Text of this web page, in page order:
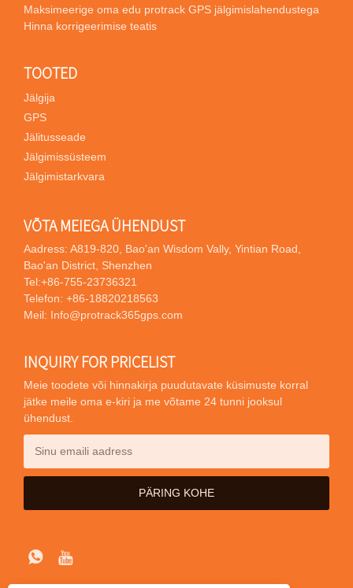
Maksimeerige oma edu protrack GPS jälgimislahendustega
Hinna korrigeerimise teatis
TOOTED
Jälgija
GPS
Jälitusseade
Jälgimissüsteem
Jälgimistarkvara
VÕTA MEIEGA ÜHENDUST
Aadress: A819-820, Bao'an Wisdom Vally, Yintian Road,
Bao'an District, Shenzhen
Tel:+86-755-23736321
Telefon: +86-18820218563
Meil: Info@protrack365gps.com
INQUIRY FOR PRICELIST
Meie toodete või hinnakirja puudutavate küsimuste korral
jätke meile oma e-kiri ja me võtame 24 tunni jooksul
ühendust.